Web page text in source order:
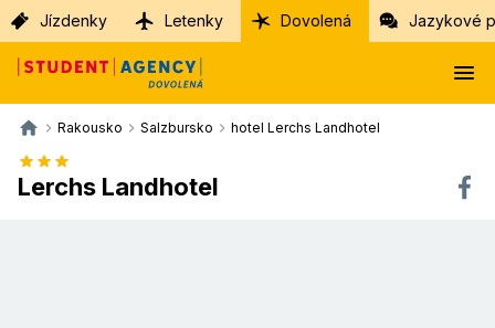
Jízdenky Letenky Dovolená Jazykové
Rakousko Salzbursko hotel Lerchs Landhotel
Lerchs Landhotel